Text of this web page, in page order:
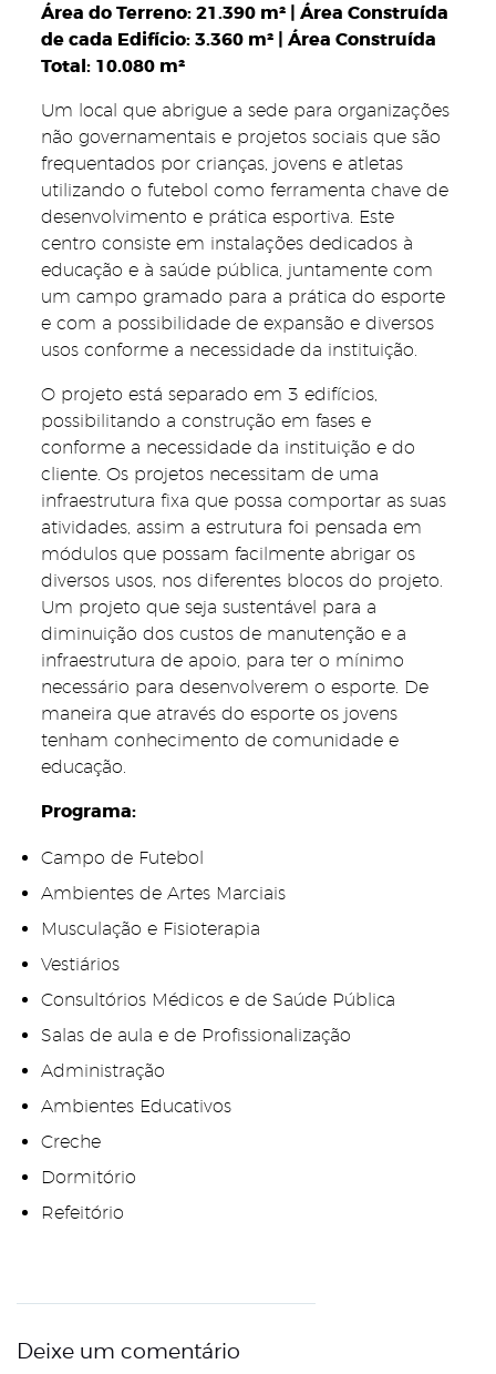
Área do Terreno: 21.390 m² | Área Construída
de cada Edifício: 3.360 m² | Área Construída
Total: 10.080 m²
Um local que abrigue a sede para organizações
não governamentais e projetos sociais que são
frequentados por crianças, jovens e atletas
utilizando o futebol como ferramenta chave de
desenvolvimento e prática esportiva. Este
centro consiste em instalações dedicados à
educação e à saúde pública, juntamente com
um campo gramado para a prática do esporte
e com a possibilidade de expansão e diversos
usos conforme a necessidade da instituição.
O projeto está separado em 3 edifícios,
possibilitando a construção em fases e
conforme a necessidade da instituição e do
cliente. Os projetos necessitam de uma
infraestrutura fixa que possa comportar as suas
atividades, assim a estrutura foi pensada em
módulos que possam facilmente abrigar os
diversos usos, nos diferentes blocos do projeto.
Um projeto que seja sustentável para a
diminuição dos custos de manutenção e a
infraestrutura de apoio, para ter o mínimo
necessário para desenvolverem o esporte. De
maneira que através do esporte os jovens
tenham conhecimento de comunidade e
educação.
Programa:
Campo de Futebol
Ambientes de Artes Marciais
Musculação e Fisioterapia
Vestiários
Consultórios Médicos e de Saúde Pública
Salas de aula e de Profissionalização
Administração
Ambientes Educativos
Creche
Dormitório
Refeitório
Deixe um comentário